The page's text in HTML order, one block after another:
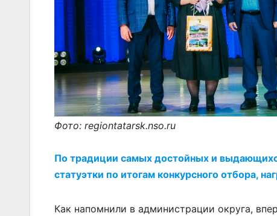
Фото: regiontatarsk.nso.ru
По традиции самых достойных и
статуэтки по итогам конкурсного отбора,
Как напомнили в администрации округа,